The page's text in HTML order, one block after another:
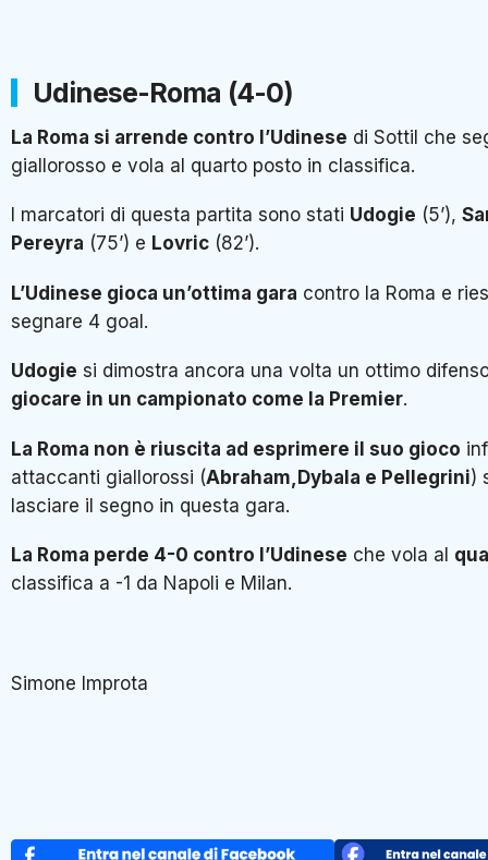
Udinese-Roma (4-0)
La Roma si arrende contro l’Udinese di Sottil che
giallorosso e vola al quarto posto in classifica.
I marcatori di questa partita sono stati Udogie (5’),
Pereyra (75’) e Lovric (82’).
L’Udinese gioca un’ottima gara contro la Roma e
segnare 4 goal.
Udogie si dimostra ancora una volta un ottimo
giocare in un campionato come la Premier.
La Roma non è riuscita ad esprimere il suo gioco
attaccanti giallorossi (Abraham,Dybala e Pellegrini)
lasciare il segno in questa gara.
La Roma perde 4-0 contro l’Udinese che vola al
classifica a -1 da Napoli e Milan.
Simone Improta